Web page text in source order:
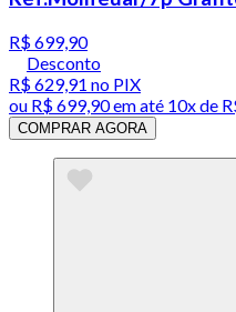
R$ 699,90
Desconto
R$ 629,91 no PIX
ou R$ 699,90em até 10x de
COMPRAR AGORA